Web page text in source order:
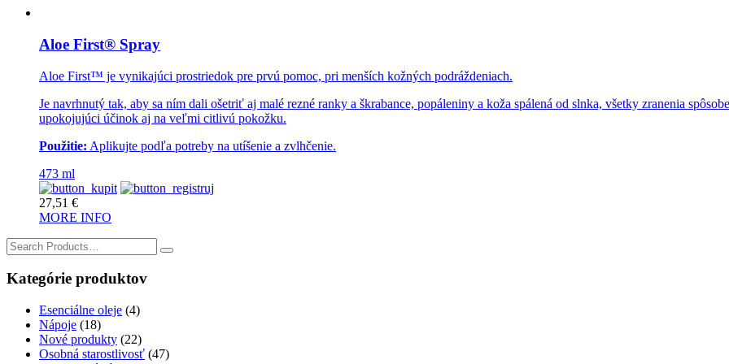
Aloe First® Spray
Aloe First™ je vynikajúci prostriedok pre prvú pomoc, pri menších kožných podráždeniach.
Je navrhnutý tak, aby sa ním dali ošetriť aj malé rezné ranky a škrabance, popáleniny a koža spálená od slnka, všetky zranenia
upokojujúci účinok aj na veľmi citlivú pokožku.
Použitie: Aplikujte podľa potreby na utíšenie a zvlhčenie.
473 ml
27,51 €
MORE INFO
Search
for:
Kategórie produktov
Esenciálne oleje (4)
Nápoje (18)
Nové produkty (22)
Osobná starostlivosť (47)